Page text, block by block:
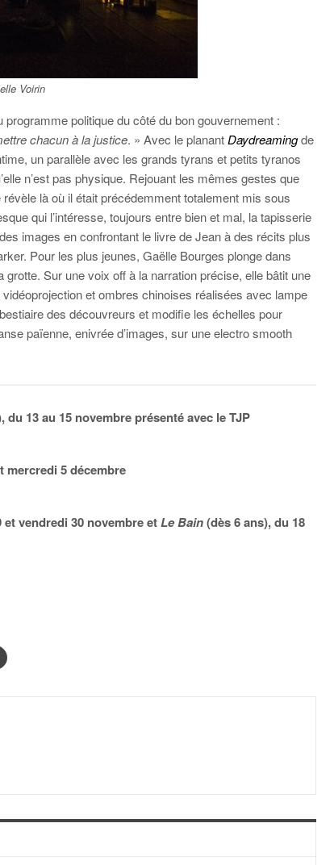
Voirin
politique du côté du bon gouvernement :
chacun à la justice. » Avec le planantDaydreamingde
un parallèle avec les grands tyrans et petits tyranos
n’est pas physique. Rejouant les mêmes gestes que
là où il était précédemment totalement mis sous
qui l’intéresse, toujours entre bien et mal, la tapisserie
images en confrontant le livre de Jean à des récits plus
Pour les plus jeunes, Gaëlle Bourges plonge dans
Sur une voix off à la narration précise, elle bâtit une
et ombres chinoises réalisées avec lampe
des découvreurs et modifie les échelles pour
païenne, enivrée d’images, sur une electro smooth
13 au 15 novembre présenté avec le TJP
mercredi 5 décembre
et vendredi 30 novembre etLe Bain(dès 6 ans), du 18